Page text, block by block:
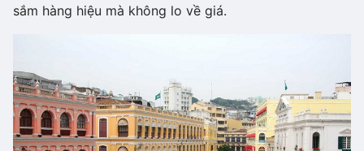
sắm hàng hiệu mà không lo về giá.